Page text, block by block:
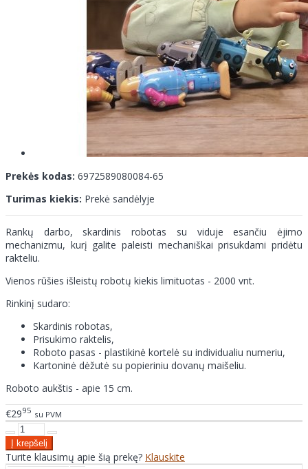
Prekės kodas: 6972589080084-65
Turimas kiekis: Prekė sandėlyje
Rankų darbo, skardinis robotas su viduje esančiu ėjimo
mechanizmu, kurį galite paleisti mechaniškai prisukdami pridėtu
rakteliu.
Vienos rūšies išleistų robotų kiekis limituotas - 2000 vnt.
Rinkinį sudaro:
Skardinis robotas,
Prisukimo raktelis,
Roboto pasas - plastikinė kortelė su individualiu numeriu,
Kartoninė dėžutė su popieriniu dovanų maišeliu.
Roboto aukštis - apie 15 cm.
€2995 su PVM
Turite klausimų apie šią prekę? Klauskite